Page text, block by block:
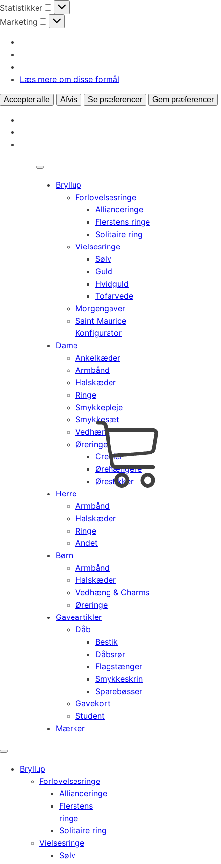
Statistikker
Statistikker
Marketing
Marketing
Læs mere om disse formål
Accepter alle Afvis Se præferencer Gem præferencer
Bryllup
Forlovelsesringe
Allianceringe
Flerstens ringe
Solitaire ring
Vielsesringe
Sølv
Guld
Hvidguld
Tofarvede
Morgengaver
Saint Maurice
Konfigurator
Dame
Ankelkæder
Armbånd
Halskæder
Ringe
Smykkepleje
Smykkesæt
Vedhæng
Øreringe
Creoler
Ørehængere
Ørestikker
Herre
Armbånd
Halskæder
Ringe
Andet
Børn
Armbånd
Halskæder
Vedhæng & Charms
Øreringe
Gaveartikler
Dåb
Bestik
Dåbsrør
Flagstænger
Smykkeskrin
Sparebøsser
Gavekort
Student
Mærker
Products
Bryllup
Forlovelsesringe
Allianceringe
Flerstens
ringe
Solitaire ring
Vielsesringe
Sølv